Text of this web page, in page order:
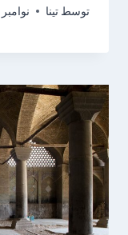
توسط تینا نوامبر 22, 2025